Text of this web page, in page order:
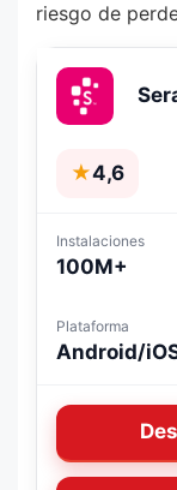
riesgo de
★4,6
Instalaciones
100M+
Plataforma
Android/